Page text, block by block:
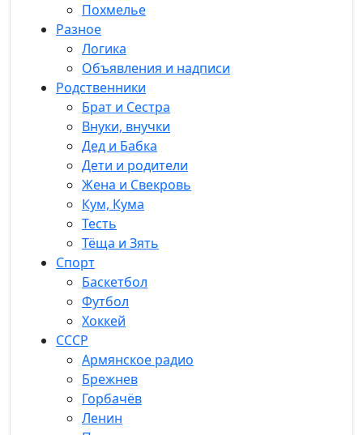
Похмелье
Разное
Логика
Объявления и надписи
Родственники
Брат и Сестра
Внуки, внучки
Дед и Бабка
Дети и родители
Жена и Свекровь
Кум, Кума
Тесть
Тёща и Зять
Спорт
Баскетбол
Футбол
Хоккей
СССР
Армянское радио
Брежнев
Горбачёв
Ленин